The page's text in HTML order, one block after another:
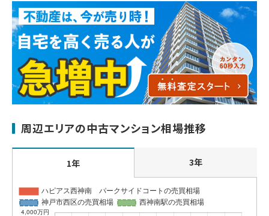
周辺エリアの中古マンション相場推移
1年 3年